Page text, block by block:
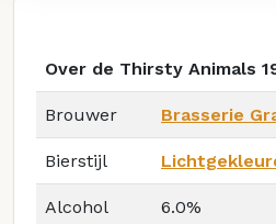
Over de Thirsty Animals
Brouwer Brasserie
Bierstijl
Alcohol 6.0%